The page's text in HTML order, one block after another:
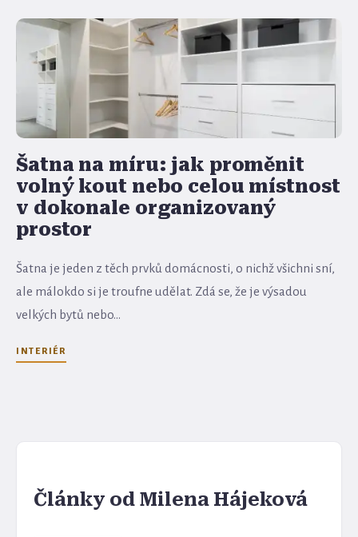
Šatna na míru: jak proměnit
volný kout nebo celou místnost
v dokonale organizovaný
prostor
Šatna je jeden z těch prvků domácnosti, o nichž všichni sní,
ale málokdo si je troufne udělat. Zdá se, že je výsadou
velkých bytů nebo...
INTERIÉR
Články od Milena Hájeková